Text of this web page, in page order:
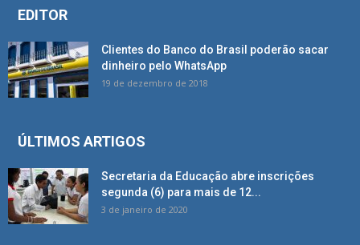
EDITOR
Clientes do Banco do Brasil poderão sacar
dinheiro pelo WhatsApp
19 de dezembro de 2018
ÚLTIMOS ARTIGOS
Secretaria da Educação abre inscrições
segunda (6) para mais de 12...
3 de janeiro de 2020